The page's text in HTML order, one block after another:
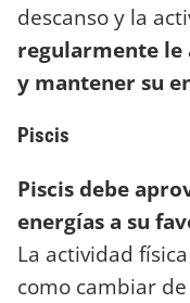
descanso y la
regularmente le
y mantener su
Piscis
Piscis debe
energías a su
La actividad
como cambiar